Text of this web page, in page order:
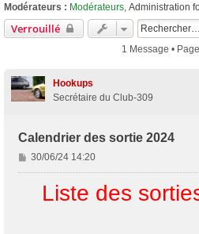
Modérateurs : Modérateurs, Administration
Verrouillé
1 Message • Page
Hookups
Secrétaire du Club-309
Calendrier des sortie 2024
M
e
30/06/24 14:20
Liste des